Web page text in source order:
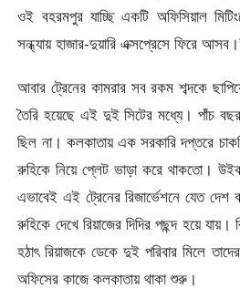
ওই বহরমপুর যাচ্ছি একটি অফিসিয়াল
সন্ধ্যায় হাজার-দুয়ারি এক্সপ্রেসে ফিরে
আবার ট্রেনের কামরার সব রকম শব্দকে
তৈরি হয়েছে এই দুই সিটের মধ্যে। পাঁচ
ছিল না। কলকাতায় এক সরকারি দপ্তরে
রুহিকে নিয়ে প্লেট ভাড়া করে থাকতো।
এভাবেই এই ট্রেনের রিজার্ভেশনে যেত দেশ
রুহিকে দেখে রিয়াজের দিদির পছন্দ হয়ে
হঠাৎ রিয়াজকে ডেকে দুই পরিবার মিলে
অফিসের কাজে কলকাতায় থাকা শুরু।